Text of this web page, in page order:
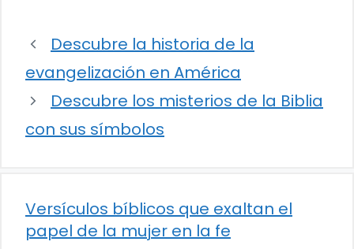
Descubre la historia de la
evangelización en América
Descubre los misterios de la Biblia
con sus símbolos
Versículos bíblicos que exaltan el
papel de la mujer en la fe